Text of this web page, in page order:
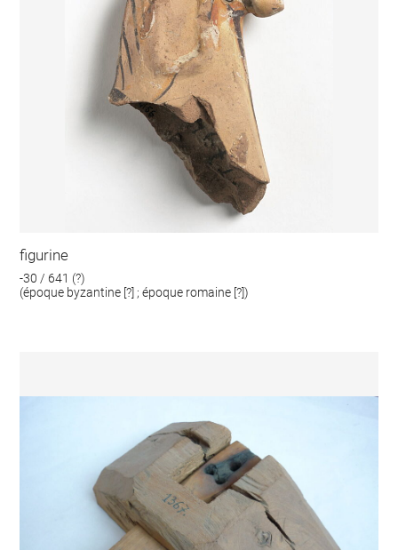
figurine
-30 / 641 (?)
(époque byzantine [?] ; époque romaine [?])